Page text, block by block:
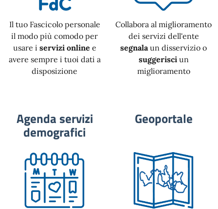
Il tuo Fascicolo personale
il modo più comodo per
usare i servizi online e
avere sempre i tuoi dati a
disposizione
Collabora al miglioramento
dei servizi dell'ente
segnala un disservizio o
suggerisciun
miglioramento
Agenda servizi
demografici
Geoportale